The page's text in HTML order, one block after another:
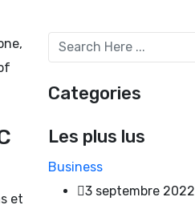
et
Categories
Les plus lus
Business
3 septembre 2022